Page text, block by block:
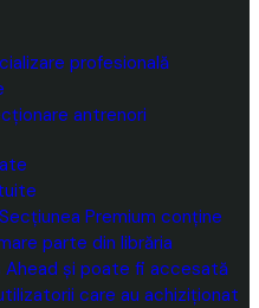
profesională
antrenori
Secțiunea Premium conține
parte din librăria
Ahead și poate fi accesată
care au achiziționat